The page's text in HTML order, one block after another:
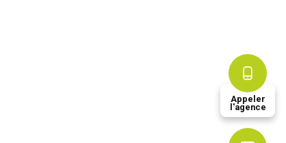
Appeler
l'agence